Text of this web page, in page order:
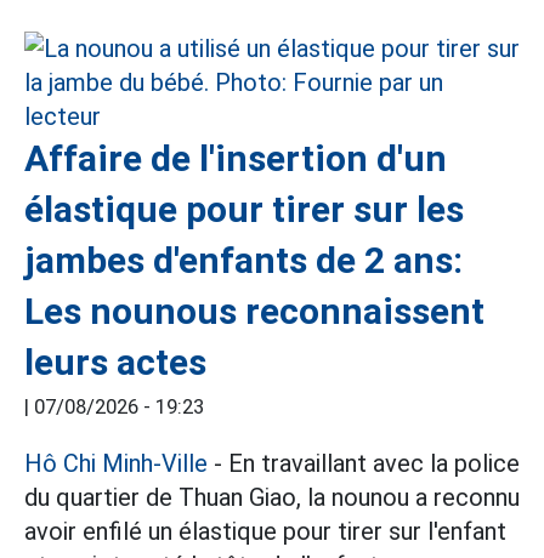
Affaire de l'insertion d'un
élastique pour tirer sur les
jambes d'enfants de 2 ans:
Les nounous reconnaissent
leurs actes
| 07/08/2026 - 19:23
Hô Chi Minh-Ville - En travaillant avec la police
du quartier de Thuan Giao, la nounou a reconnu
avoir enfilé un élastique pour tirer sur l'enfant